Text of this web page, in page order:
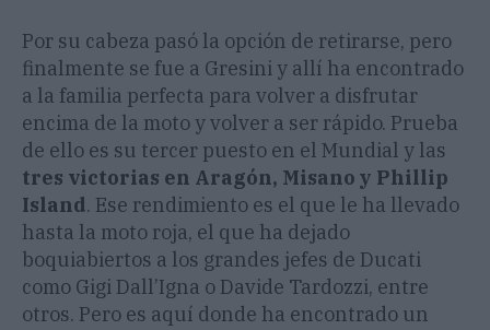
Por su cabeza pasó la opción de retirarse, pero
finalmente se fue a Gresini y allí ha encontrado
a la familia perfecta para volver a disfrutar
encima de la moto y volver a ser rápido. Prueba
de ello es su tercer puesto en el Mundial y las
tres victorias en Aragón, Misano y Phillip
Island. Ese rendimiento es el que le ha llevado
hasta la moto roja, el que ha dejado
boquiabiertos a los grandes jefes de Ducati
como Gigi Dall’Igna o Davide Tardozzi, entre
otros. Pero es aquí donde ha encontrado un